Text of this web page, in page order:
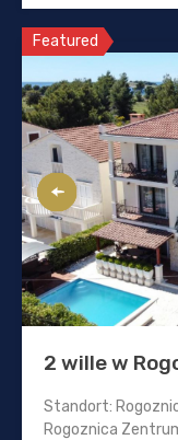
Featured
2 wille w
Standort:
Rogoznica